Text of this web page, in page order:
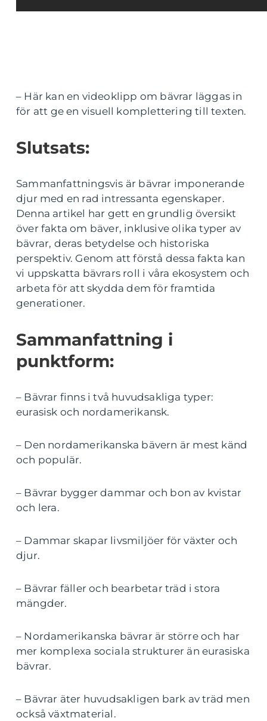
– Här kan en videoklipp om bävrar läggas in
för att ge en visuell komplettering till texten.
Slutsats:
Sammanfattningsvis är bävrar imponerande
djur med en rad intressanta egenskaper.
Denna artikel har gett en grundlig översikt
över fakta om bäver, inklusive olika typer av
bävrar, deras betydelse och historiska
perspektiv. Genom att förstå dessa fakta kan
vi uppskatta bävrars roll i våra ekosystem och
arbeta för att skydda dem för framtida
generationer.
Sammanfattning i
punktform:
– Bävrar finns i två huvudsakliga typer:
eurasisk och nordamerikansk.
– Den nordamerikanska bävern är mest känd
och populär.
– Bävrar bygger dammar och bon av kvistar
och lera.
– Dammar skapar livsmiljöer för växter och
djur.
– Bävrar fäller och bearbetar träd i stora
mängder.
– Nordamerikanska bävrar är större och har
mer komplexa sociala strukturer än eurasiska
bävrar.
– Bävrar äter huvudsakligen bark av träd men
också växtmaterial.